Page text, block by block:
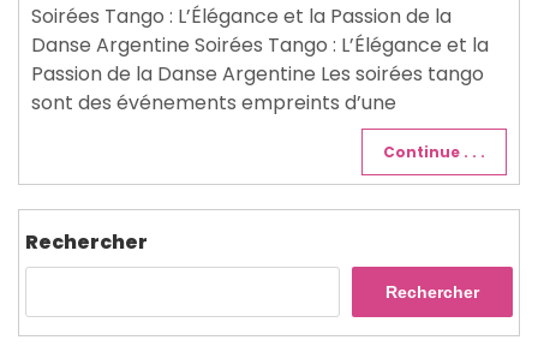
Soirées Tango : L’Élégance et la Passion de la
Danse Argentine Soirées Tango : L’Élégance et la
Passion de la Danse Argentine Les soirées tango
sont des événements empreints d’une
Continue . . .
Rechercher
Rechercher